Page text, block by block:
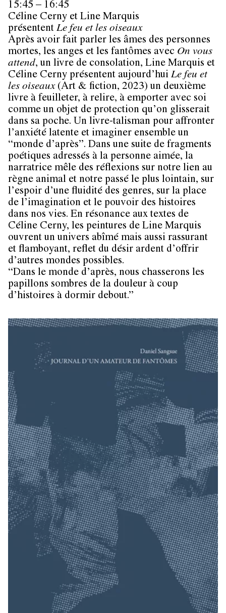
15:45 – 16:45
Céline Cerny et Line Marquis
présentent Le feu et les oiseaux
Après avoir fait parler les âmes des personnes
mortes, les anges et les fantômes avec On vous
attend, un livre de consolation, Line Marquis et
Céline Cerny présentent aujourd’hui Le feu et
les oiseaux (Art & fiction, 2023) un deuxième
livre à feuilleter, à relire, à emporter avec soi
comme un objet de protection qu’on glisserait
dans sa poche. Un livre-talisman pour affronter
l’anxiété latente et imaginer ensemble un
“monde d’après”. Dans une suite de fragments
poétiques adressés à la personne aimée, la
narratrice mêle des réflexions sur notre lien au
règne animal et notre passé le plus lointain, sur
l’espoir d’une fluidité des genres, sur la place
de l’imagination et le pouvoir des histoires
dans nos vies. En résonance aux textes de
Céline Cerny, les peintures de Line Marquis
ouvrent un univers abîmé mais aussi rassurant
et flamboyant, reflet du désir ardent d’offrir
d’autres mondes possibles.
“Dans le monde d’après, nous chasserons les
papillons sombres de la douleur à coup
d’histoires à dormir debout.”